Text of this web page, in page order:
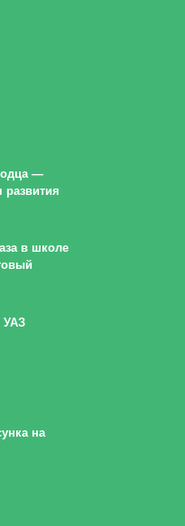
—
развития
в школе
УАЗ
на